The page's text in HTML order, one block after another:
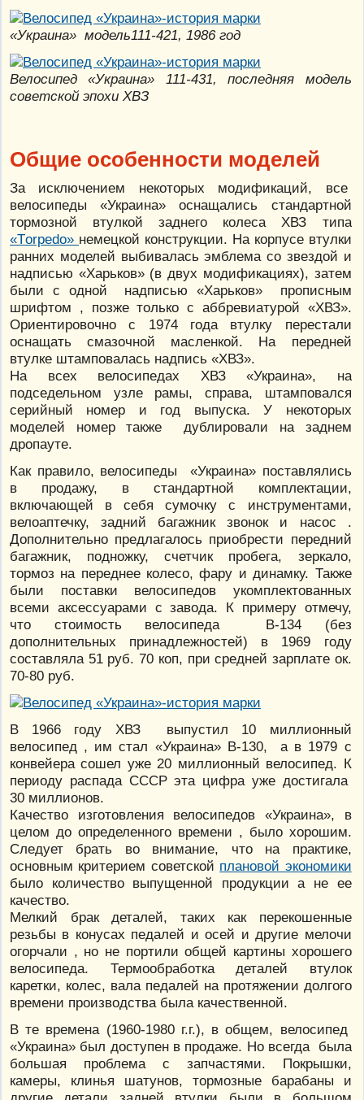
«Украина» модель111-421, 1986 год
Велосипед «Украина» 111-431, последняя модель
советской эпохи ХВЗ
Общие особенности моделей
За исключением некоторых модификаций, все
велосипеды «Украина» оснащались стандартной
тормозной втулкой заднего колеса ХВЗ типа
«Тorpedo» немецкой конструкции. На корпусе втулки
ранних моделей выбивалась эмблема со звездой и
надписью «Харьков» (в двух модификациях), затем
были с одной надписью «Харьков» прописным
шрифтом , позже только с аббревиатурой «ХВЗ».
Ориентировочно с 1974 года втулку перестали
оснащать смазочной масленкой. На передней
втулке штамповалась надпись «ХВЗ».
На всех велосипедах ХВЗ «Украина», на
подседельном узле рамы, справа, штамповался
серийный номер и год выпуска. У некоторых
моделей номер также дублировали на заднем
дропауте.
Как правило, велосипеды «Украина» поставлялись
в продажу, в стандартной комплектации,
включающей в себя сумочку с инструментами,
велоаптечку, задний багажник звонок и насос .
Дополнительно предлагалось приобрести передний
багажник, подножку, счетчик пробега, зеркало,
тормоз на переднее колесо, фару и динамку. Также
были поставки велосипедов укомплектованных
всеми аксессуарами с завода. К примеру отмечу,
что стоимость велосипеда В-134 (без
дополнительных принадлежностей) в 1969 году
составляла 51 руб. 70 коп, при средней зарплате ок.
70-80 руб.
В 1966 году ХВЗ выпустил 10 миллионный
велосипед , им стал «Украина» В-130, а в 1979 с
конвейера сошел уже 20 миллионный велосипед. К
периоду распада СССР эта цифра уже достигала
30 миллионов.
Качество изготовления велосипедов «Украина», в
целом до определенного времени , было хорошим.
Следует брать во внимание, что на практике,
основным критерием советской плановой экономики
было количество выпущенной продукции а не ее
качество.
Мелкий брак деталей, таких как перекошенные
резьбы в конусах педалей и осей и другие мелочи
огорчали , но не портили общей картины хорошего
велосипеда. Термообработка деталей втулок
каретки, колес, вала педалей на протяжении долгого
времени производства была качественной.
В те времена (1960-1980 г.г.), в общем, велосипед
«Украина» был доступен в продаже. Но всегда была
большая проблема с запчастями. Покрышки,
камеры, клинья шатунов, тормозные барабаны и